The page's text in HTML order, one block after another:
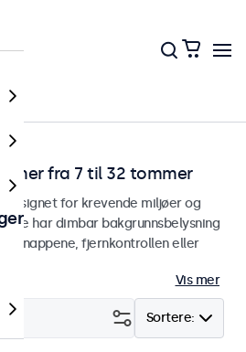
fra 7 til 32 tommer
designet for krevende miljøer og
har dimbar bakgrunnsbelysning
fjernkontrollen eller
Vis mer
Sortere: